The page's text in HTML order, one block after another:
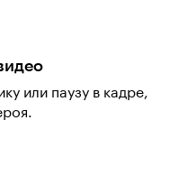
или паузу в кадре,